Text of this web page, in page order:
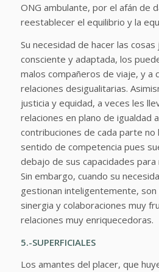
ONG ambulante, por el afán de
reestablecer el equilibrio y la
Su necesidad de hacer las
consciente y adaptada, los
malos compañeros de viaje, y a
relaciones desigualitarias.
justicia y equidad, a veces les
relaciones en plano de igualdad
contribuciones de cada parte
sentido de competencia pues
debajo de sus capacidades
Sin embargo, cuando su
gestionan inteligentemente, son
sinergia y colaboraciones muy
relaciones muy enriquecedoras.
5.-SUPERFICIALES
Los amantes del placer, que